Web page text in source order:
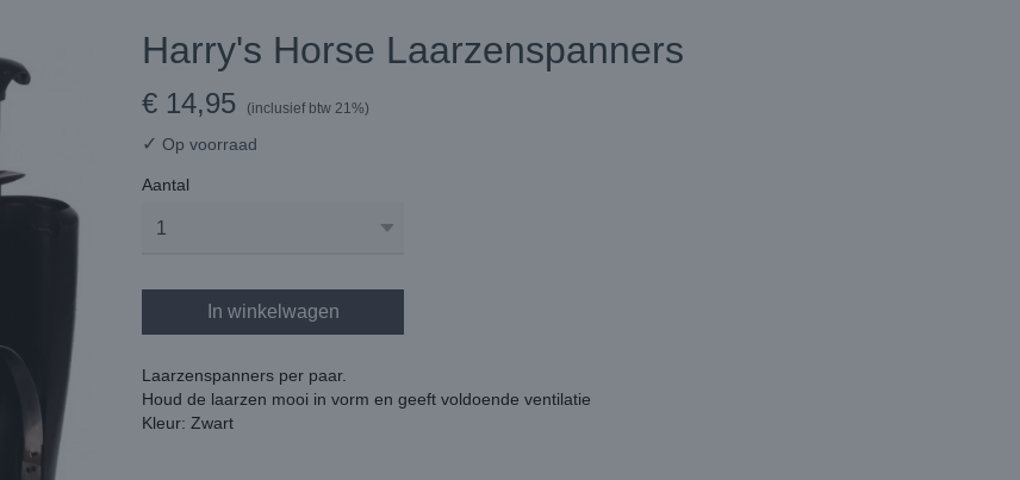
Harry's Horse Laarzenspanners
€ 14,95 (inclusief btw 21%)
✓ Op voorraad
Aantal
In winkelwagen
Laarzenspanners per paar.
Houd de laarzen mooi in vorm en geeft voldoende ventilatie
Kleur: Zwart